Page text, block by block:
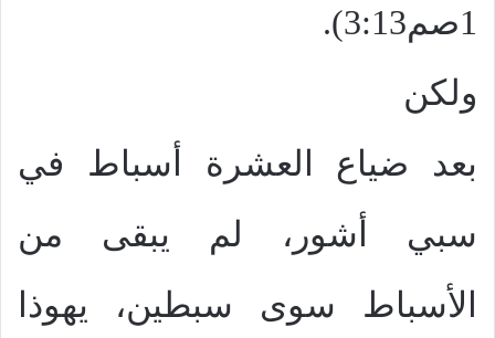
1صم3:13).
ولكن
بعد ضياع العشرة أسباط في
سبي أشور، لم يبقى من
الأسباط سوى سبطين، يهوذا